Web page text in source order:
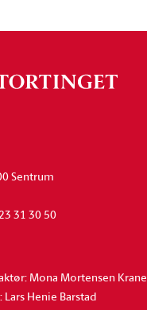
Sentrum
31 30 50
Mona Mortensen Krane
Henie Barstad